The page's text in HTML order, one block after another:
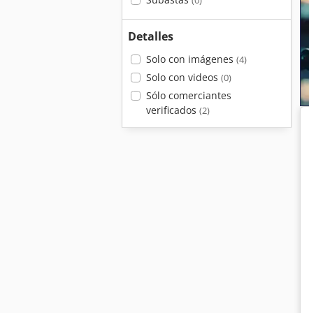
Detalles
Solo con imágenes (4)
Solo con videos (0)
Sólo comerciantes
verificados (2)